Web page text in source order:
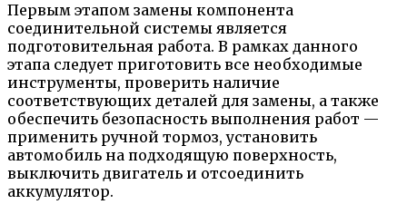
Первым этапом замены компонента
соединительной системы является
подготовительная работа. В рамках данного
этапа следует приготовить все необходимые
инструменты, проверить наличие
соответствующих деталей для замены, а также
обеспечить безопасность выполнения работ —
применить ручной тормоз, установить
автомобиль на подходящую поверхность,
выключить двигатель и отсоединить
аккумулятор.